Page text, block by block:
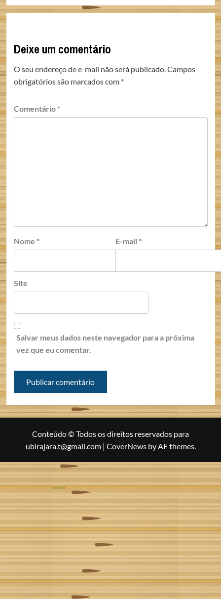
Deixe um comentário
O seu endereço de e-mail não será publicado.Campos
obrigatórios são marcados com *
Comentário *
Nome * E-mail *
Site
Salvar meus dados neste navegador para a próxima
vez que eu comentar.
Conteúdo © Todos os direitos reservados para
ubirajara.t@gmail.com | CoverNewsby AF themes.